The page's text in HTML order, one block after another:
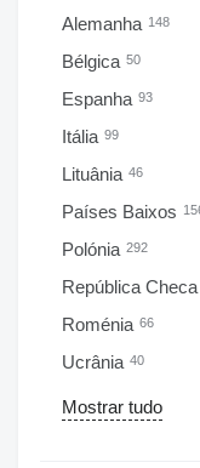
Alemanha 148
Bélgica 50
Espanha 93
Itália 99
Lituânia 46
Países Baixos
Polónia 292
República Checa
Roménia 66
Ucrânia 40
Mostrar tudo